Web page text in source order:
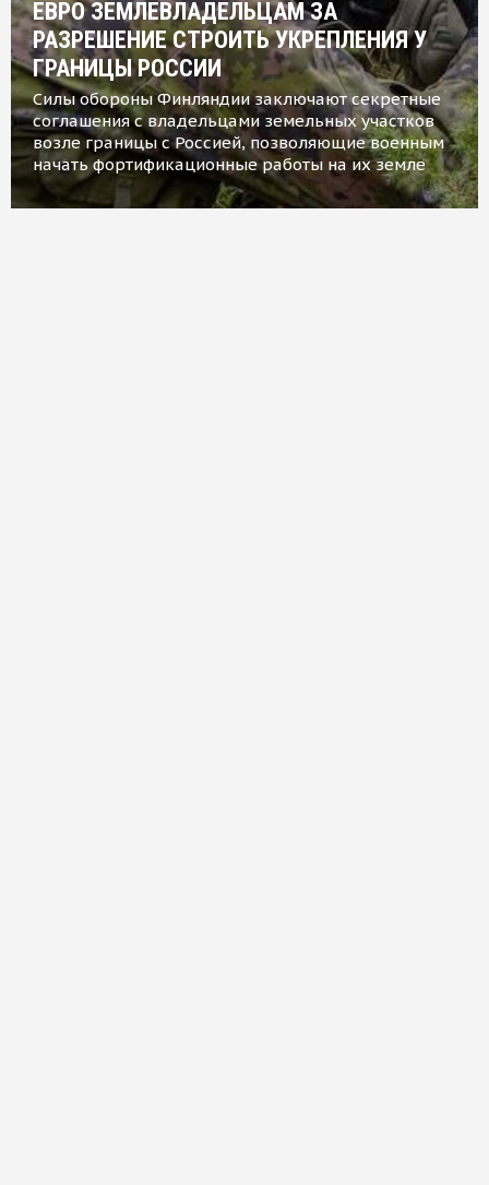
ЕВРО ЗЕМЛЕВЛАДЕЛЬЦАМ ЗА
РАЗРЕШЕНИЕ СТРОИТЬ УКРЕПЛЕНИЯ У
ГРАНИЦЫ РОССИИ
Силы обороны Финляндии заключают секретные
соглашения с владельцами земельных участков
возле границы с Россией, позволяющие военным
начать фортификационные работы на их земле